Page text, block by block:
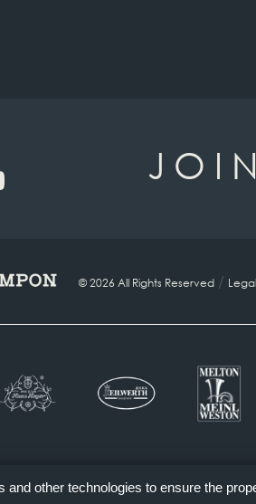
© 2026 All Rights Reserved /
other technologies to ensure the